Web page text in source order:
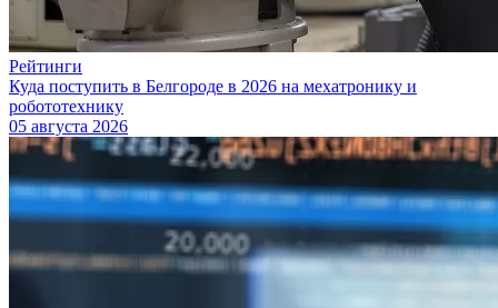
Рейтинги
Куда поступить в Белгороде в 2026 на мехатронику и
робототехнику
05 августа 2026